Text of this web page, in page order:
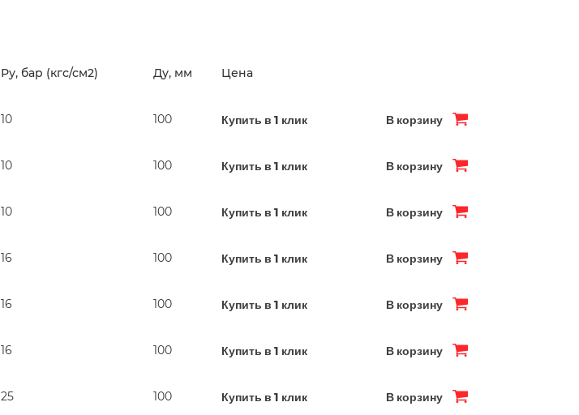
Ру, бар (кгс/см2) Ду, мм Цена
10 100 Купить в 1 клик В корзину
10 100 Купить в 1 клик В корзину
10 100 Купить в 1 клик В корзину
16 100 Купить в 1 клик В корзину
16 100 Купить в 1 клик В корзину
16 100 Купить в 1 клик В корзину
25 100 Купить в 1 клик В корзину